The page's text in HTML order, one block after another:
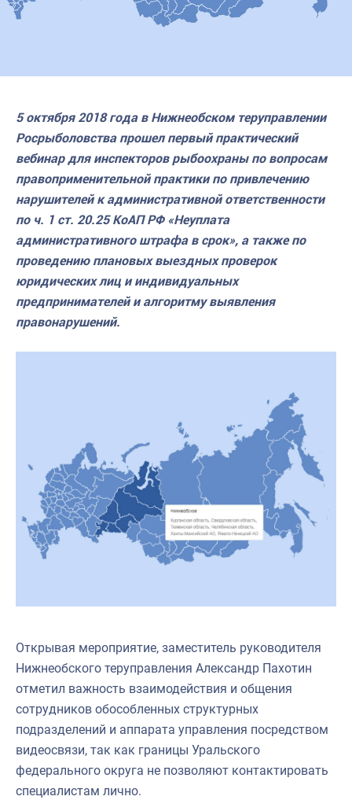
5 октября 2018 года в Нижнеобском теруправлении
Росрыболовства прошел первый практический
вебинар для инспекторов рыбоохраны по вопросам
правоприменительной практики по привлечению
нарушителей к административной ответственности
по ч. 1 ст. 20.25 КоАП РФ «Неуплата
административного штрафа в срок», а также по
проведению плановых выездных проверок
юридических лиц и индивидуальных
предпринимателей и алгоритму выявления
правонарушений.
Открывая мероприятие, заместитель руководителя
Нижнеобского теруправления Александр Пахотин
отметил важность взаимодействия и общения
сотрудников обособленных структурных
подразделений и аппарата управления посредством
видеосвязи, так как границы Уральского
федерального округа не позволяют контактировать
специалистам лично.